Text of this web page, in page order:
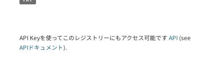
API Keyを使ってこのレジストリーにもアクセス可能です API (see
APIドキュメント).